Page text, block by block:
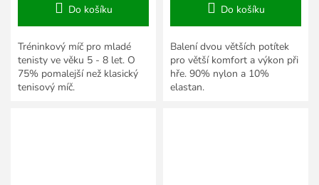
Do košíku
Tréninkový míč pro mladé
tenisty ve věku 5 - 8 let. O
75% pomalejší než klasický
tenisový míč.
Do košíku
Balení dvou větších potítek
pro větší komfort a výkon při
hře. 90% nylon a 10%
elastan.